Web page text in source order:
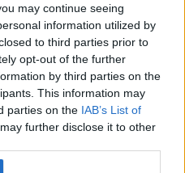
may continue seeing
information utilized by
to third parties prior to
opt-out of the further
by third parties on the
This information may
parties on the IAB’s List of
further disclose it to other